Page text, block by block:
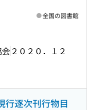
会 ２０２０．１２
全国の図書館
行逐次刊行物目